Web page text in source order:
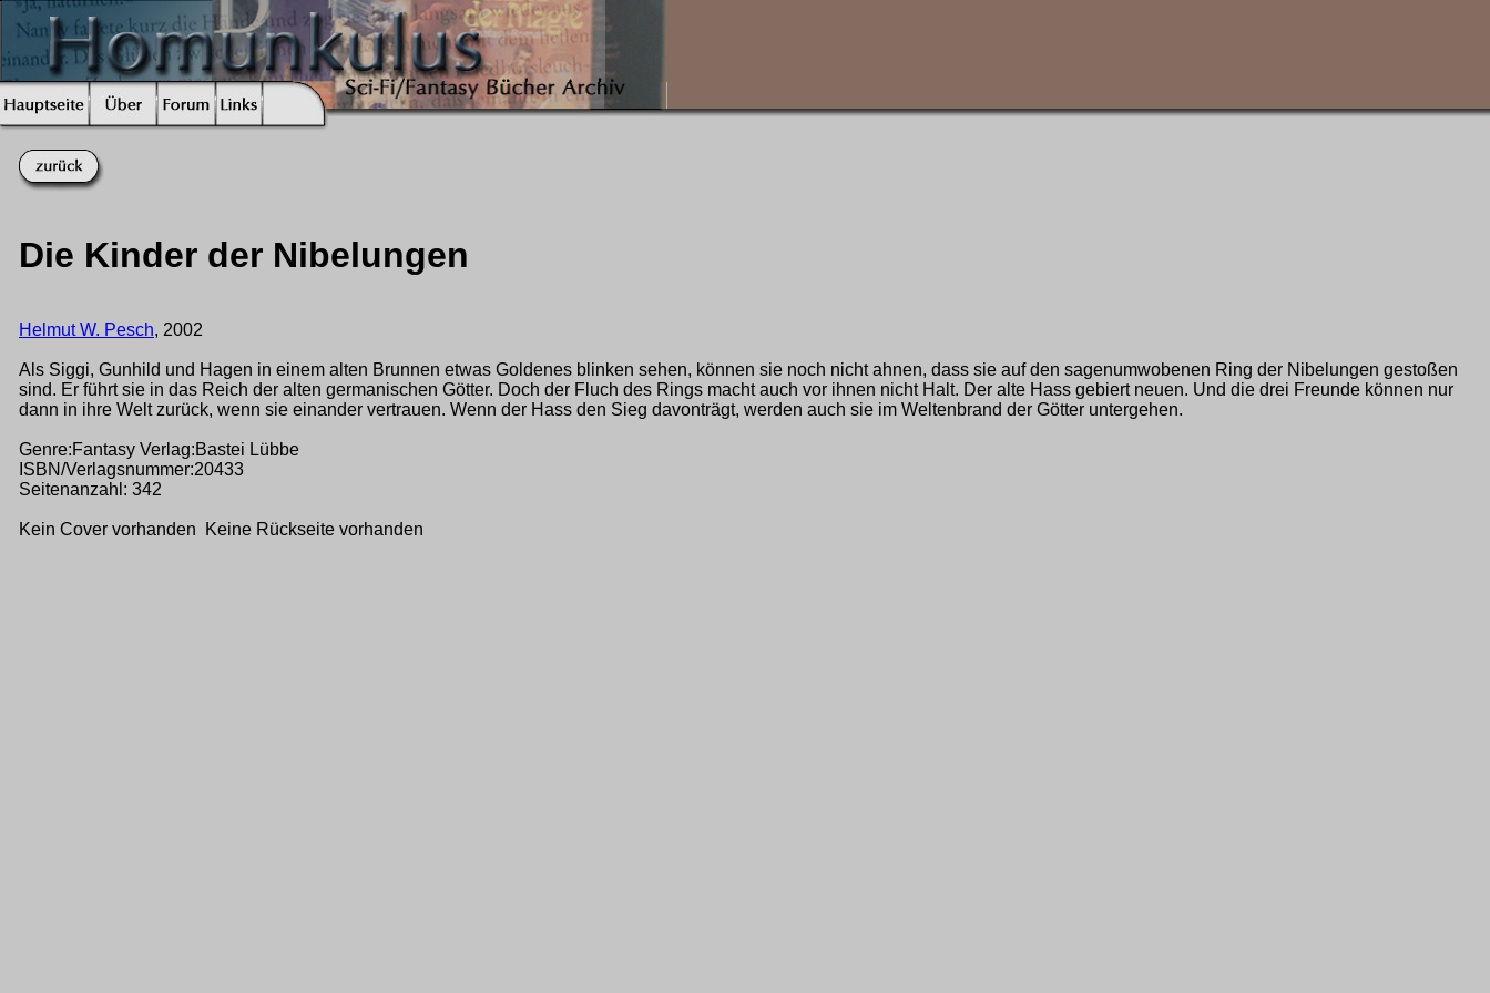
Die Kinder der Nibelungen
Helmut W. Pesch, 2002
Als Siggi, Gunhild und Hagen in einem alten Brunnen etwas Goldenes blinken sehen, können sie noch nicht ahnen, dass sie auf den sagenumwobenen Ring der Nibelungen gestoßen
sind. Er führt sie in das Reich der alten germanischen Götter. Doch der Fluch des Rings macht auch vor ihnen nicht Halt. Der alte Hass gebiert neuen. Und die drei Freunde können nur
dann in ihre Welt zurück, wenn sie einander vertrauen. Wenn der Hass den Sieg davonträgt, werden auch sie im Weltenbrand der Götter untergehen.
Genre:Fantasy Verlag:Bastei Lübbe
ISBN/Verlagsnummer:20433
Seitenanzahl: 342
Kein Cover vorhanden Keine Rückseite vorhanden